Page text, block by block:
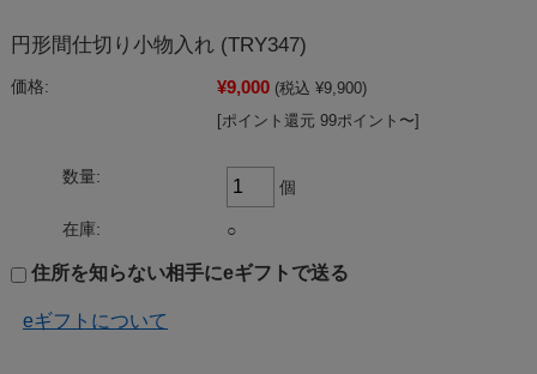
円形間仕切り小物入れ (TRY347)
価格: ¥9,000 (税込 ¥9,900)
[ポイント還元 99ポイント〜]
数量:
個
在庫: ○
住所を知らない相手にeギフトで送る
eギフトについて